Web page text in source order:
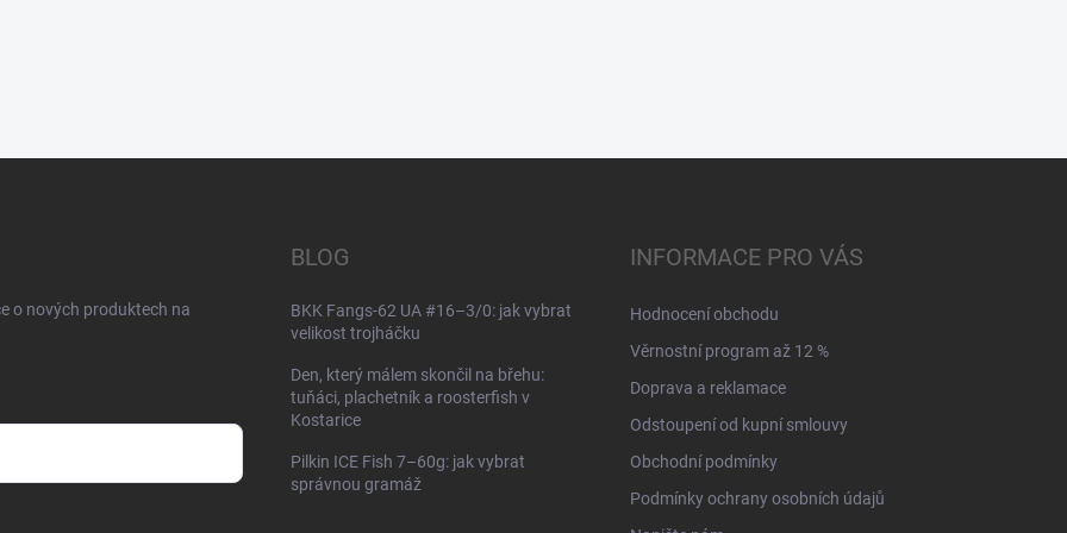
o nových produktech na
BLOG
BKK Fangs-62 UA #16–3/0: jak vybrat
velikost trojháčku
Den, který málem skončil na břehu:
tuňáci, plachetník a roosterfish v
Kostarice
Pilkin ICE Fish 7–60g: jak vybrat
správnou gramáž
INFORMACE PRO VÁS
Hodnocení obchodu
Věrnostní program až 12 %
Doprava a reklamace
Odstoupení od kupní smlouvy
Obchodní podmínky
Podmínky ochrany osobních údajů